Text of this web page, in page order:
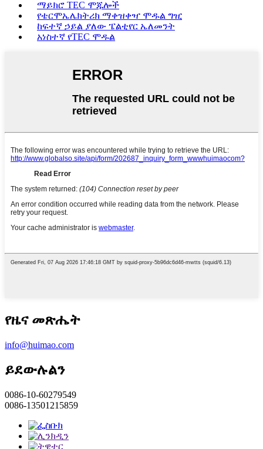
ማይክሮ TEC ሞጁሎች
የቴርሞኤሌክትሪክ ማቀዝቀዣ ሞዱል ግዢ
ከፍተኛ ኃይል ያለው ፔልቲየር ኤለመንት
አነስተኛ የTEC ሞዱል
የዜና መጽሔት
info@huimao.com
ይደውሉልን
0086-10-60279549
0086-13501215859